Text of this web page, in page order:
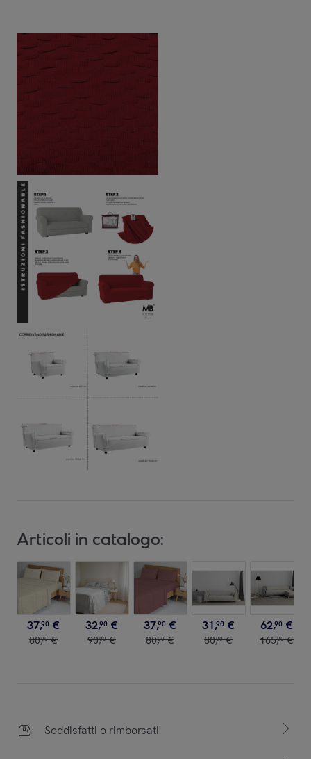
Articoli in catalogo:
37,90 €
80,00 €
32,90 €
90,00 €
37,90 €
80,00 €
31,90 €
80,00 €
62,90 €
165,00 €
Soddisfatti o rimborsati